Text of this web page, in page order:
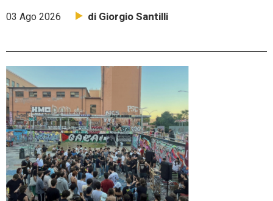
03 Ago 2026 di Giorgio Santilli